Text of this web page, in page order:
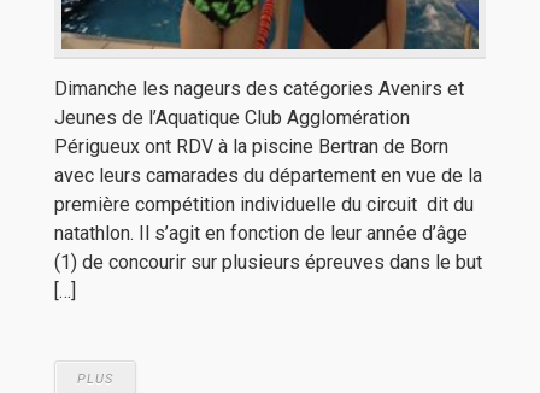
Dimanche les nageurs des catégories Avenirs et
Jeunes de l’Aquatique Club Agglomération
Périgueux ont RDV à la piscine Bertran de Born
avec leurs camarades du département en vue de la
première compétition individuelle du circuit dit du
natathlon. Il s’agit en fonction de leur année d’âge
(1) de concourir sur plusieurs épreuves dans le but
[…]
PLUS